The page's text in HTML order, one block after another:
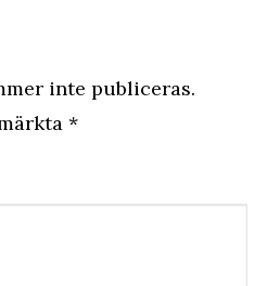
inte publiceras.
*